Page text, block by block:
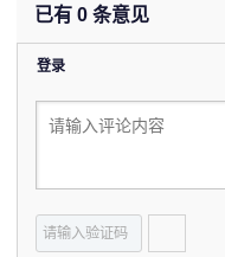
已有 0 条意见
登录